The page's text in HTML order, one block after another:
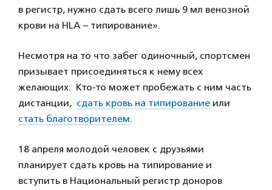
в регистр, нужно сдать всего лишь 9 мл венозной
крови на HLA – типирование».
Несмотря на то что забег одиночный, спортсмен
призывает присоединяться к нему всех
желающих. Кто-то может пробежать с ним часть
дистанции, сдать кровь на типирование или
стать благотворителем.
18 апреля молодой человек с друзьями
планирует сдать кровь на типирование и
вступить в Национальный регистр доноров